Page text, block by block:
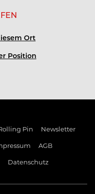
Ort
Position
Pin
Newsletter
AGB
Datenschutz